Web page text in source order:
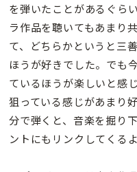
を弾いたことがあるぐら
ラ作品を聴いてもあまり
て、どちらかというと三
ほうが好きでした。でも
ているほうが楽しいと感
狙っている感じがあまり
分で弾くと、音楽を掘り
ントにもリンクしてくる